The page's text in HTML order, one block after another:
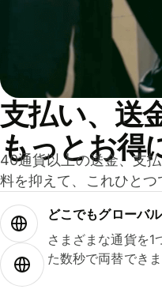
支払い、送
もっとお得
40通貨以上の送金、支
料を抑えて、これひとつ
どこでもグ⁠ロ⁠ー⁠バ⁠
さまざまな通貨を1
た数秒で両替できま